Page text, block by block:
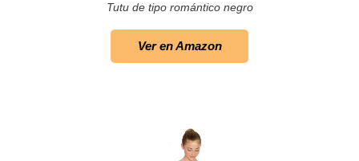
Tutu de tipo romántico negro
Ver en Amazon